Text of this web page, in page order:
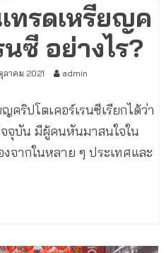
ทรดเหรียญค
นซี อย่างไร?
ลาคม 2021 admin
คริปโตเคอร์เรนซีเรียกได้ว่า
จุบัน มีผู้คนหันมาสนใจใน
จากในหลาย ๆ ประเทศและ